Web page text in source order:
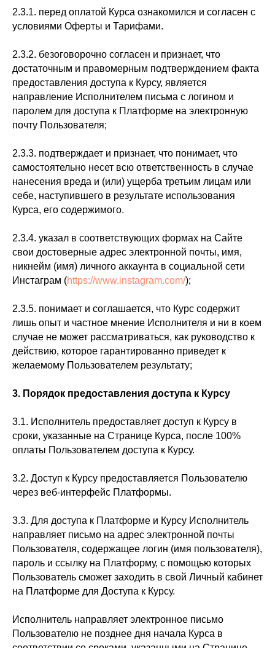
2.3.1. перед оплатой Курса ознакомился и согласен с
условиями Оферты и Тарифами.
2.3.2. безоговорочно согласен и признает, что
достаточным и правомерным подтверждением факта
предоставления доступа к Курсу, является
направление Исполнителем письма с логином и
паролем для доступа к Платформе на электронную
почту Пользователя;
2.3.3. подтверждает и признает, что понимает, что
самостоятельно несет всю ответственность в случае
нанесения вреда и (или) ущерба третьим лицам или
себе, наступившего в результате использования
Курса, его содержимого.
2.3.4. указал в соответствующих формах на Сайте
свои достоверные адрес электронной почты, имя,
никнейм (имя) личного аккаунта в социальной сети
Инстаграм (https://www.instagram.com/);
2.3.5. понимает и соглашается, что Курс содержит
лишь опыт и частное мнение Исполнителя и ни в коем
случае не может рассматриваться, как руководство к
действию, которое гарантированно приведет к
желаемому Пользователем результату;
3. Порядок предоставления доступа к Курсу
3.1. Исполнитель предоставляет доступ к Курсу в
сроки, указанные на Странице Курса, после 100%
оплаты Пользователем доступа к Курсу.
3.2. Доступ к Курсу предоставляется Пользователю
через веб-интерфейс Платформы.
3.3. Для доступа к Платформе и Курсу Исполнитель
направляет письмо на адрес электронной почты
Пользователя, содержащее логин (имя пользователя),
пароль и ссылку на Платформу, с помощью которых
Пользователь сможет заходить в свой Личный кабинет
на Платформе для Доступа к Курсу.
Исполнитель направляет электронное письмо
Пользователю не позднее дня начала Курса в